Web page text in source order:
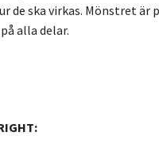
de ska virkas. Mönstret är
alla delar.